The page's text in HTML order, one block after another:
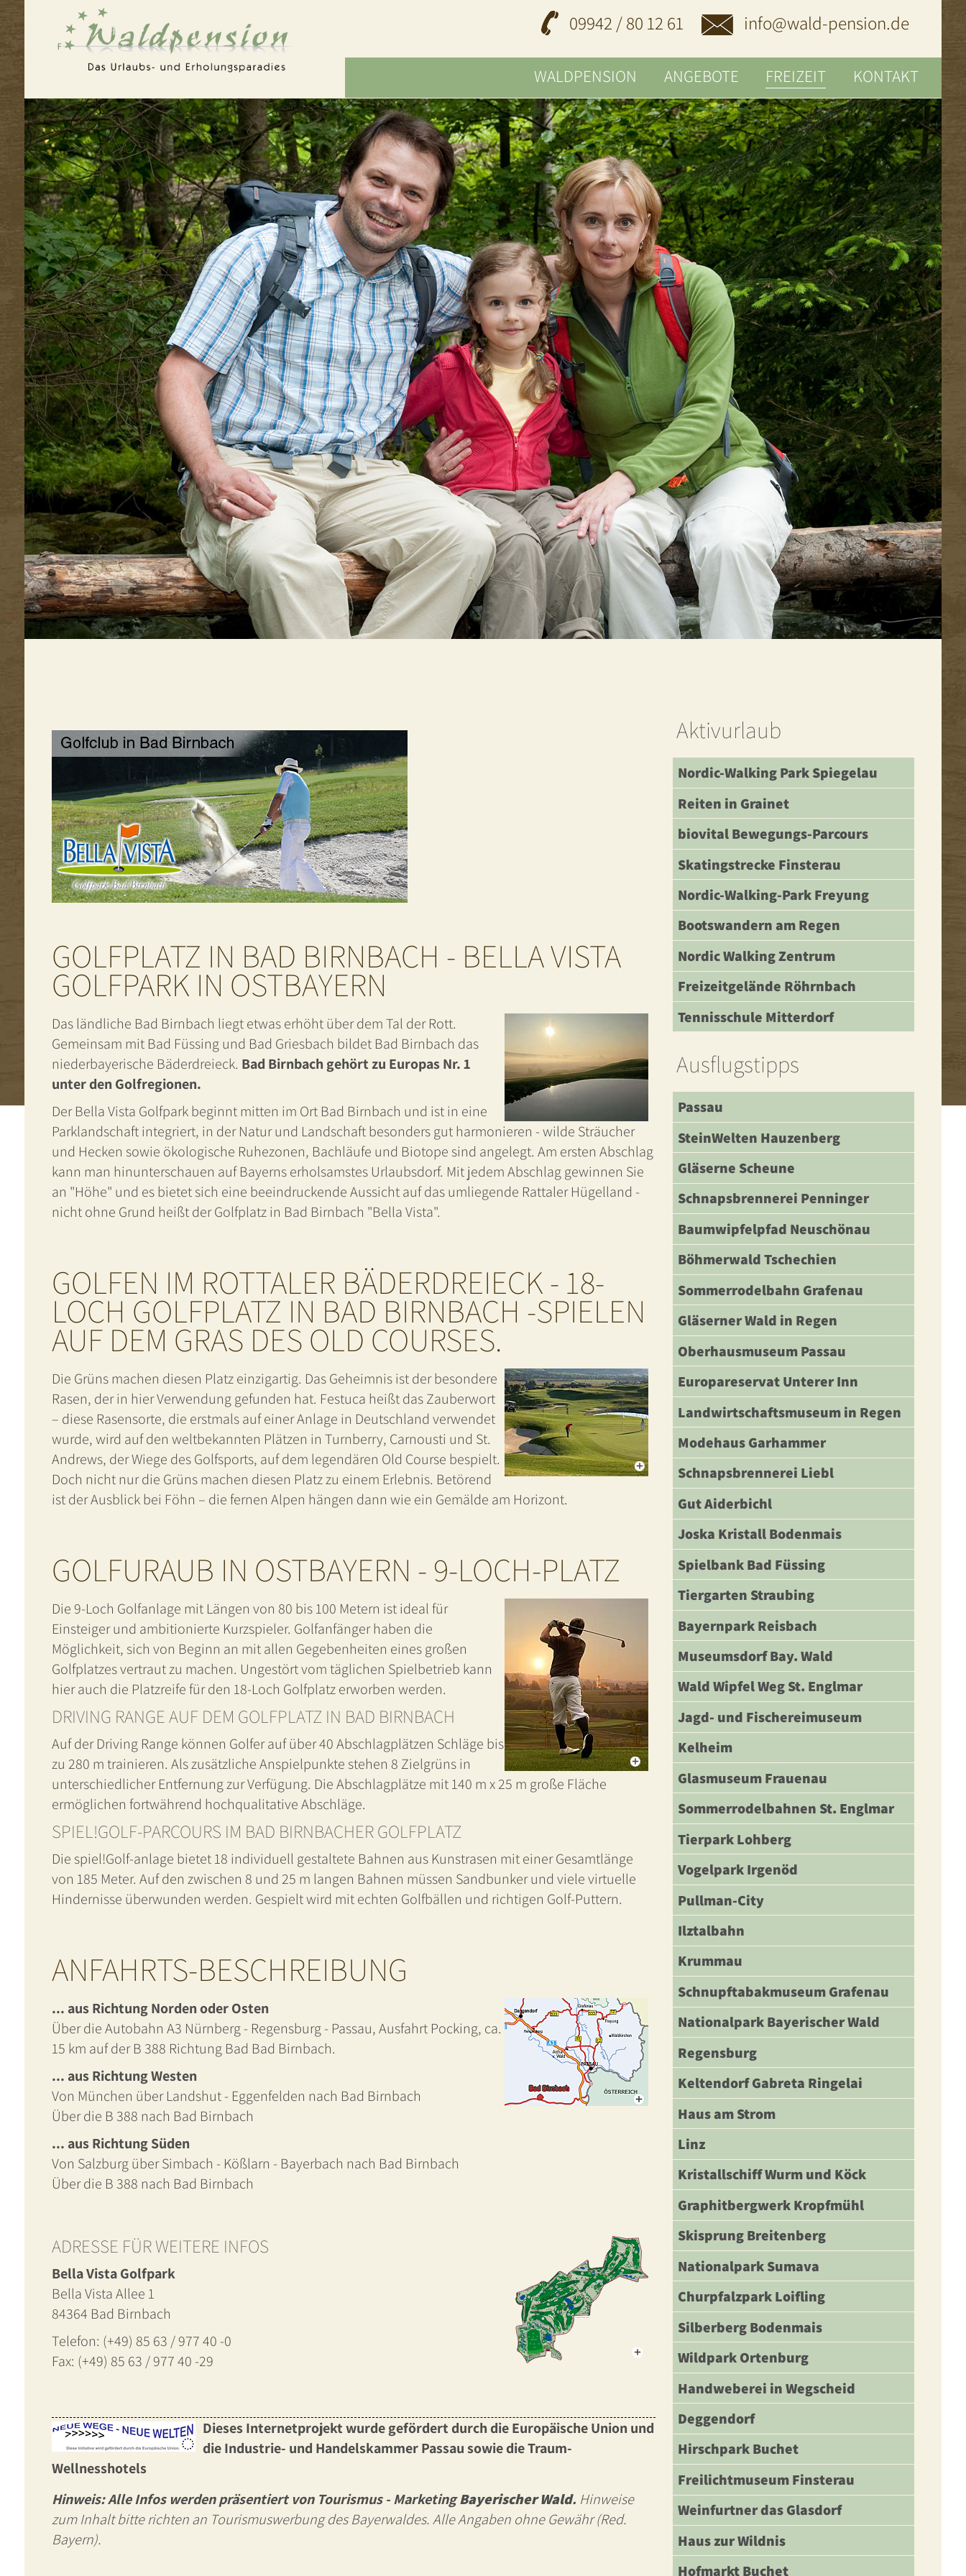
09942 / 80 12 61 info@wald-pension.de
WALDPENSION ANGEBOTE FREIZEIT KONTAKT
GOLFPLATZ IN BAD BIRNBACH - BELLA VISTA
GOLFPARK IN OSTBAYERN
Das ländliche Bad Birnbach liegt etwas erhöht über dem Tal der Rott.
Gemeinsam mit Bad Füssing und Bad Griesbach bildet Bad Birnbach das
niederbayerische Bäderdreieck. Bad Birnbach gehört zu Europas Nr. 1
unter den Golfregionen.
Der Bella Vista Golfpark beginnt mitten im Ort Bad Birnbach und ist in eine
Parklandschaft integriert, in der Natur und Landschaft besonders gut harmonieren - wilde Sträucher
und Hecken sowie ökologische Ruhezonen, Bachläufe und Biotope sind angelegt. Am ersten Abschlag
kann man hinunterschauen auf Bayerns erholsamstes Urlaubsdorf. Mit jedem Abschlag gewinnen Sie
an "Höhe" und es bietet sich eine beeindruckende Aussicht auf das umliegende Rattaler Hügelland -
nicht ohne Grund heißt der Golfplatz in Bad Birnbach "Bella Vista".
GOLFEN IM ROTTALER BÄDERDREIECK - 18-
LOCH GOLFPLATZ IN BAD BIRNBACH -SPIELEN
AUF DEM GRAS DES OLD COURSES.
Die Grüns machen diesen Platz einzigartig. Das Geheimnis ist der besondere
Rasen, der in hier Verwendung gefunden hat. Festuca heißt das Zauberwort
– diese Rasensorte, die erstmals auf einer Anlage in Deutschland verwendet
wurde, wird auf den weltbekannten Plätzen in Turnberry, Carnousti und St.
Andrews, der Wiege des Golfsports, auf dem legendären Old Course bespielt.
Doch nicht nur die Grüns machen diesen Platz zu einem Erlebnis. Betörend
ist der Ausblick bei Föhn – die fernen Alpen hängen dann wie ein Gemälde am Horizont.
GOLFURAUB IN OSTBAYERN - 9-LOCH-PLATZ
Die 9-Loch Golfanlage mit Längen von 80 bis 100 Metern ist ideal für
Einsteiger und ambitionierte Kurzspieler. Golfanfänger haben die
Möglichkeit, sich von Beginn an mit allen Gegebenheiten eines großen
Golfplatzes vertraut zu machen. Ungestört vom täglichen Spielbetrieb kann
hier auch die Platzreife für den 18-Loch Golfplatz erworben werden.
DRIVING RANGE AUF DEM GOLFPLATZ IN BAD BIRNBACH
Auf der Driving Range können Golfer auf über 40 Abschlagplätzen Schläge bis
zu 280 m trainieren. Als zusätzliche Anspielpunkte stehen 8 Zielgrüns in
unterschiedlicher Entfernung zur Verfügung. Die Abschlagplätze mit 140 m x 25 m große Fläche
ermöglichen fortwährend hochqualitative Abschläge.
SPIEL!GOLF-PARCOURS IM BAD BIRNBACHER GOLFPLATZ
Die spiel!Golf-anlage bietet 18 individuell gestaltete Bahnen aus Kunstrasen mit einer Gesamtlänge
von 185 Meter. Auf den zwischen 8 und 25 m langen Bahnen müssen Sandbunker und viele virtuelle
Hindernisse überwunden werden. Gespielt wird mit echten Golfbällen und richtigen Golf-Puttern.
ANFAHRTS-BESCHREIBUNG
... aus Richtung Norden oder Osten
Über die Autobahn A3 Nürnberg - Regensburg - Passau, Ausfahrt Pocking, ca.
15 km auf der B 388 Richtung Bad Bad Birnbach.
... aus Richtung Westen
Von München über Landshut - Eggenfelden nach Bad Birnbach
Über die B 388 nach Bad Birnbach
... aus Richtung Süden
Von Salzburg über Simbach - Kößlarn - Bayerbach nach Bad Birnbach
Über die B 388 nach Bad Birnbach
ADRESSE FÜR WEITERE INFOS
Bella Vista Golfpark
Bella Vista Allee 1
84364 Bad Birnbach
Telefon: (+49) 85 63 / 977 40 -0
Fax: (+49) 85 63 / 977 40 -29
Dieses Internetprojekt wurde gefördert durch die Europäische Union und
die Industrie- und Handelskammer Passau sowie dieTraum-
Wellnesshotels
Hinweis: Alle Infos werden präsentiert von Tourismus - MarketingBayerischer Wald. Hinweise
zum Inhalt bitte richten an Tourismuswerbung des Bayerwaldes. Alle Angaben ohne Gewähr (Red.
Bayern).
Aktivurlaub
Nordic-Walking Park Spiegelau
Reiten in Grainet
biovital Bewegungs-Parcours
Skatingstrecke Finsterau
Nordic-Walking-Park Freyung
Bootswandern am Regen
Nordic Walking Zentrum
Freizeitgelände Röhrnbach
Tennisschule Mitterdorf
Ausflugstipps
Passau
SteinWelten Hauzenberg
Gläserne Scheune
Schnapsbrennerei Penninger
Baumwipfelpfad Neuschönau
Böhmerwald Tschechien
Sommerrodelbahn Grafenau
Gläserner Wald in Regen
Oberhausmuseum Passau
Europareservat Unterer Inn
Landwirtschaftsmuseum in Regen
Modehaus Garhammer
Schnapsbrennerei Liebl
Gut Aiderbichl
Joska Kristall Bodenmais
Spielbank Bad Füssing
Tiergarten Straubing
Bayernpark Reisbach
Museumsdorf Bay. Wald
Wald Wipfel Weg St. Englmar
Jagd- und Fischereimuseum
Kelheim
Glasmuseum Frauenau
Sommerrodelbahnen St. Englmar
Tierpark Lohberg
Vogelpark Irgenöd
Pullman-City
Ilztalbahn
Krummau
Schnupftabakmuseum Grafenau
Nationalpark Bayerischer Wald
Regensburg
Keltendorf Gabreta Ringelai
Haus am Strom
Linz
Kristallschiff Wurm und Köck
Graphitbergwerk Kropfmühl
Skisprung Breitenberg
Nationalpark Sumava
Churpfalzpark Loifling
Silberberg Bodenmais
Wildpark Ortenburg
Handweberei in Wegscheid
Deggendorf
Hirschpark Buchet
Freilichtmuseum Finsterau
Weinfurtner das Glasdorf
Haus zur Wildnis
Hofmarkt Buchet